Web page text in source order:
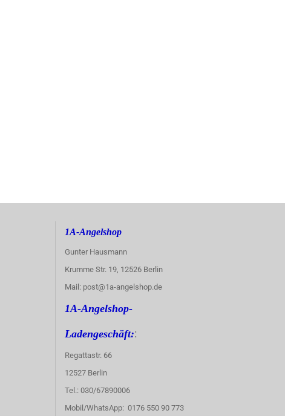
1A-Angelshop
Gunter Hausmann
Krumme Str. 19, 12526 Berlin
Mail: post@1a-angelshop.de
1A-Angelshop-
Ladengeschäft::
Regattastr. 66
12527 Berlin
Tel.: 030/67890006
Mobil/WhatsApp: 0176 550 90 773